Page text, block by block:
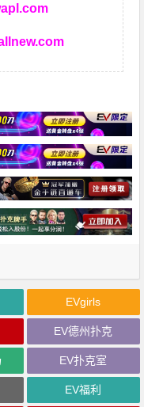
EVgirls
EV德州扑克
EV扑克室
EV福利